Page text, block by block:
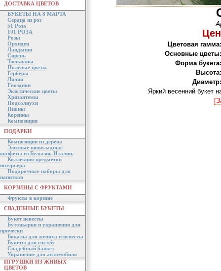
ДОСТАВКА ЦВЕТОВ
БУКЕТЫ НА 8 МАРТА
Сердца из роз
51 Роза
101 РОЗА
Розы
Орхидеи
Ландыши
Сирень
Тюльпаны
Полевые цветы
Герберы
Лилии
Гвоздики
Экзотические цветы
Хризантемы
Подсолнухи
Пионы
Корзины
Композиции
ПОДАРКИ
Композиции из дерева
Элитные шоколадные
конфеты из Бельгии, Италии.
Коллекция предметов
интерьера
Подарочные наборы для
напитков
КОРЗИНЫ С ФРУКТАМИ
Фрукты в корзине
СВАДЕБНЫЕ БУКЕТЫ
Букет невесты
Бутоньерки и украшения для
прически
Бокалы для жениха и невесты
Букеты для гостей
Свадебный банкет
Украшение для автомобиля
ИГРУШКИ ИЗ ЖИВЫХ
ЦВЕТОВ
Цветовая гамма:
Основные цветы:
Форма букета:
Высота:
Диаметр:
Яркий весенний букет